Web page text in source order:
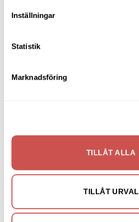
Inställningar
Statistik
Marknadsföring
TILLÅT ALLA
TILLÅT URVAL
Matgrupper
Pinnsoffor
Prissänkta utställningsmöbler
Soffbord
Skrivbord